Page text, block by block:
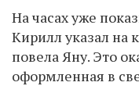
На часах уже
Кирилл указал на
повела Яну. Это
оформленная в